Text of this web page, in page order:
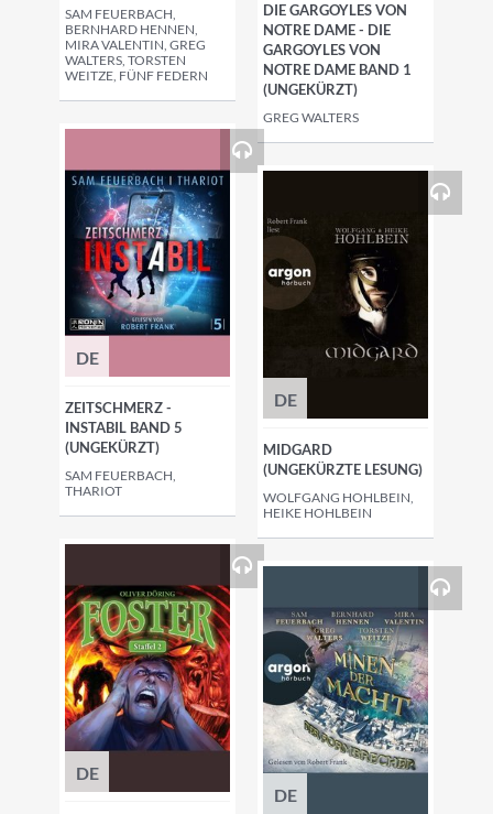
SAM FEUERBACH,
BERNHARD HENNEN,
MIRA VALENTIN, GREG
WALTERS, TORSTEN
WEITZE, FÜNF FEDERN
DIE GARGOYLES VON
NOTRE DAME - DIE
GARGOYLES VON
NOTRE DAME BAND 1
(UNGEKÜRZT)
GREG WALTERS
DE
ZEITSCHMERZ -
INSTABIL BAND 5
(UNGEKÜRZT)
SAM FEUERBACH,
THARIOT
DE
MIDGARD
(UNGEKÜRZTE LESUNG)
WOLFGANG HOHLBEIN,
HEIKE HOHLBEIN
DE
DE